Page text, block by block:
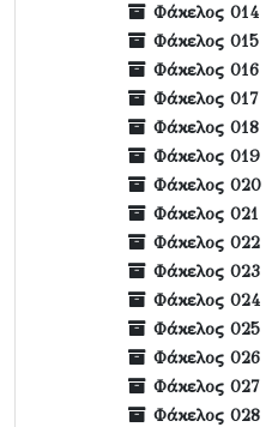
Φάκελος 014
Φάκελος 015
Φάκελος 016
Φάκελος 017
Φάκελος 018
Φάκελος 019
Φάκελος 020
Φάκελος 021
Φάκελος 022
Φάκελος 023
Φάκελος 024
Φάκελος 025
Φάκελος 026
Φάκελος 027
Φάκελος 028